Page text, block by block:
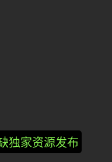
独家资源发布